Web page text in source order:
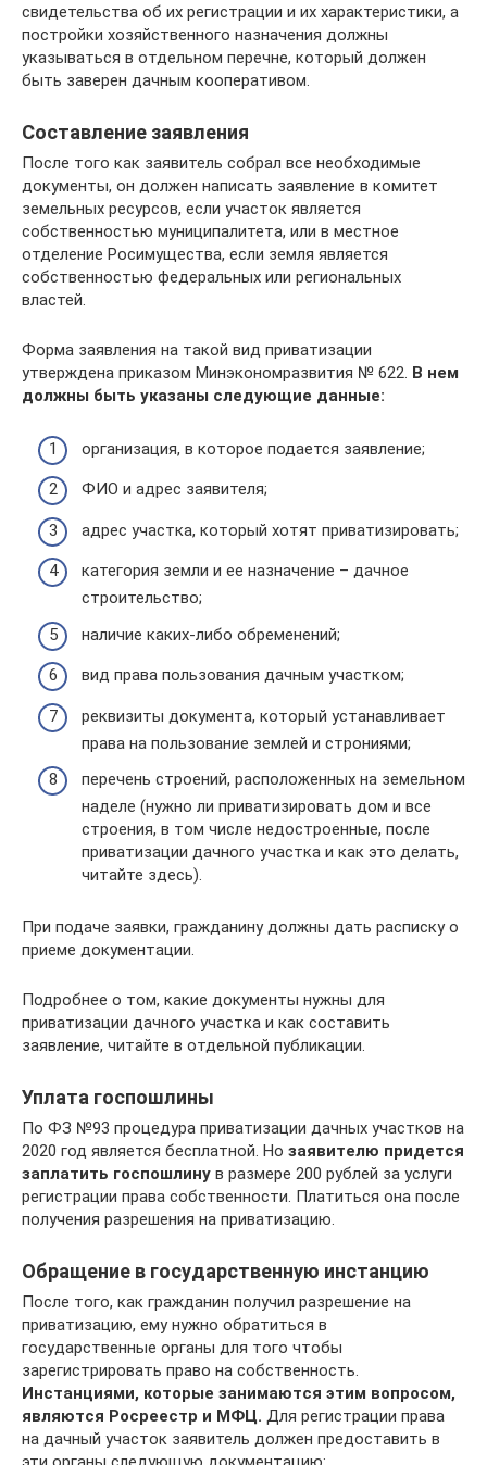
свидетельства об их регистрации и их характеристики, а
постройки хозяйственного назначения должны
указываться в отдельном перечне, который должен
быть заверен дачным кооперативом.
Составление заявления
После того как заявитель собрал все необходимые
документы, он должен написать заявление в комитет
земельных ресурсов, если участок является
собственностью муниципалитета, или в местное
отделение Росимущества, если земля является
собственностью федеральных или региональных
властей.
Форма заявления на такой вид приватизации
утверждена приказом Минэкономразвития № 622. В нем
должны быть указаны следующие данные:
организация, в которое подается заявление;
ФИО и адрес заявителя;
адрес участка, который хотят приватизировать;
категория земли и ее назначение – дачное
строительство;
наличие каких-либо обременений;
вид права пользования дачным участком;
реквизиты документа, который устанавливает
права на пользование землей и строниями;
перечень строений, расположенных на земельном
наделе (нужно ли приватизировать дом и все
строения, в том числе недостроенные, после
приватизации дачного участка и как это делать,
читайте здесь).
При подаче заявки, гражданину должны дать расписку о
приеме документации.
Подробнее о том, какие документы нужны для
приватизации дачного участка и как составить
заявление, читайте в отдельной публикации.
Уплата госпошлины
По ФЗ №93 процедура приватизации дачных участков на
2020 год является бесплатной. Но заявителю придется
заплатить госпошлину в размере 200 рублей за услуги
регистрации права собственности. Платиться она после
получения разрешения на приватизацию.
Обращение в государственную инстанцию
После того, как гражданин получил разрешение на
приватизацию, ему нужно обратиться в
государственные органы для того чтобы
зарегистрировать право на собственность.
Инстанциями, которые занимаются этим вопросом,
являются Росреестр и МФЦ. Для регистрации права
на дачный участок заявитель должен предоставить в